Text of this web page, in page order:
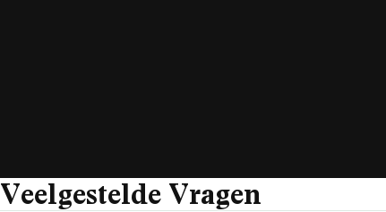
Veelgestelde Vragen